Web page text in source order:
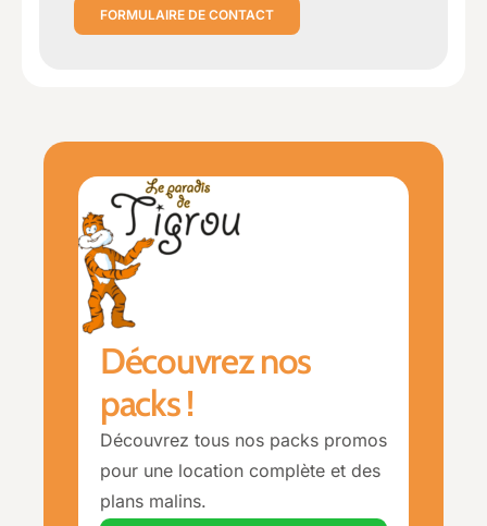
FORMULAIRE DE CONTACT
Découvrez nos
packs !
Découvrez tous nos packs promos
pour une location complète et des
plans malins.